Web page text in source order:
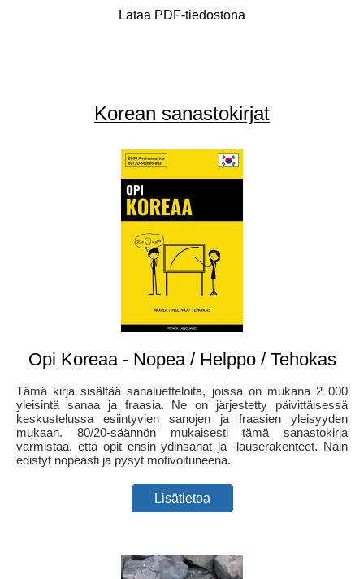
Lataa PDF-tiedostona
Korean sanastokirjat
Opi Koreaa - Nopea / Helppo / Tehokas
Tämä kirja sisältää sanaluetteloita, joissa on mukana 2 000
yleisintä sanaa ja fraasia. Ne on järjestetty päivittäisessä
keskustelussa esiintyvien sanojen ja fraasien yleisyyden
mukaan. 80/20-säännön mukaisesti tämä sanastokirja
varmistaa, että opit ensin ydinsanat ja -lauserakenteet. Näin
edistyt nopeasti ja pysyt motivoituneena.
Lisätietoa